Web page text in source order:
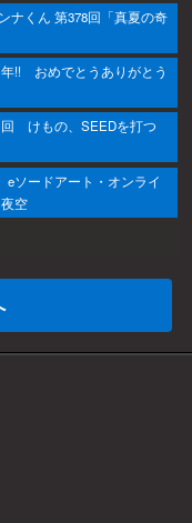
ナくん 第378回「真夏の奇
年!! おめでとうありがとう
回 けもの、SEEDを打つ
eソードアート・オンライ
空